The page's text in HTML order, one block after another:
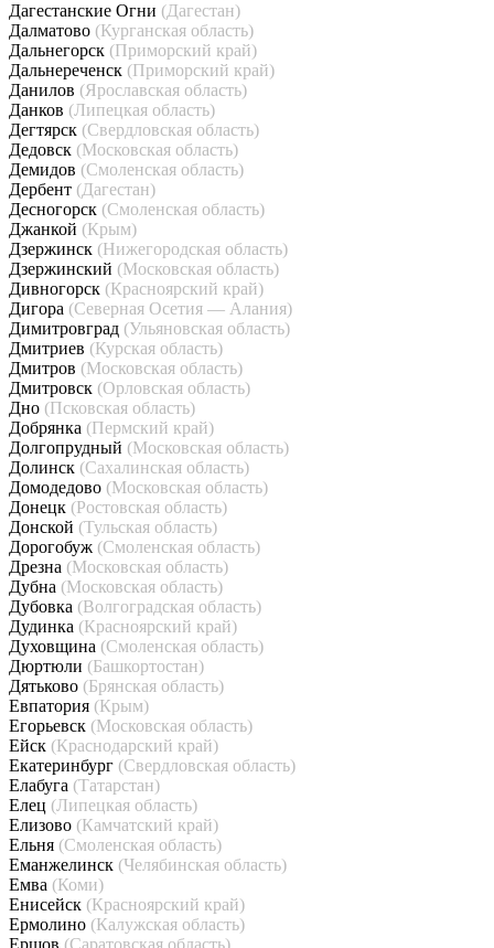
Дагестанские Огни (Дагестан)
Далматово (Курганская область)
Дальнегорск (Приморский край)
Дальнереченск (Приморский край)
Данилов (Ярославская область)
Данков (Липецкая область)
Дегтярск (Свердловская область)
Дедовск (Московская область)
Демидов (Смоленская область)
Дербент (Дагестан)
Десногорск (Смоленская область)
Джанкой (Крым)
Дзержинск (Нижегородская область)
Дзержинский (Московская область)
Дивногорск (Красноярский край)
Дигора (Северная Осетия — Алания)
Димитровград (Ульяновская область)
Дмитриев (Курская область)
Дмитров (Московская область)
Дмитровск (Орловская область)
Дно (Псковская область)
Добрянка (Пермский край)
Долгопрудный (Московская область)
Долинск (Сахалинская область)
Домодедово (Московская область)
Донецк (Ростовская область)
Донской (Тульская область)
Дорогобуж (Смоленская область)
Дрезна (Московская область)
Дубна (Московская область)
Дубовка (Волгоградская область)
Дудинка (Красноярский край)
Духовщина (Смоленская область)
Дюртюли (Башкортостан)
Дятьково (Брянская область)
Евпатория (Крым)
Егорьевск (Московская область)
Ейск (Краснодарский край)
Екатеринбург (Свердловская область)
Елабуга (Татарстан)
Елец (Липецкая область)
Елизово (Камчатский край)
Ельня (Смоленская область)
Еманжелинск (Челябинская область)
Емва (Коми)
Енисейск (Красноярский край)
Ермолино (Калужская область)